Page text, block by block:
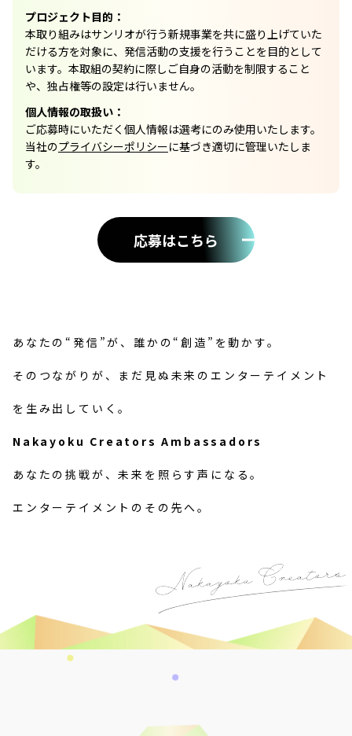
プロジェクト目的：
本取り組みはサンリオが行う新規事業を共に盛り上げていた
だける方を対象に、発信活動の支援を行うことを目的として
います。本取組の契約に際しご自身の活動を制限すること
や、独占権等の設定は行いません。
個人情報の取扱い：
ご応募時にいただく個人情報は選考にのみ使用いたします。
当社のプライバシーポリシーに基づき適切に管理いたしま
す。
応募はこちら
あなたの“発信”が、誰かの“創造”を動かす。
そのつながりが、まだ見ぬ未来のエンターテイメント
を生み出していく。
Nakayoku Creators Ambassadors
あなたの挑戦が、未来を照らす声になる。
エンターテイメントのその先へ。